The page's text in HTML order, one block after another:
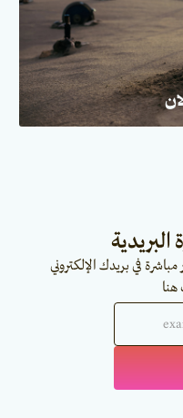
البريدية
في بريدك الإلكتروني